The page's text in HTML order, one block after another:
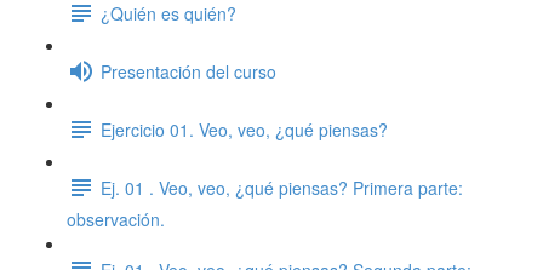
¿Quién es quién?
Presentación del curso
Ejercicio 01. Veo, veo, ¿qué piensas?
Ej. 01 . Veo, veo, ¿qué piensas? Primera parte:
observación.